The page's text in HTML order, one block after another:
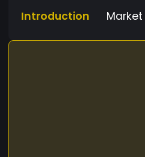
Introduction Market